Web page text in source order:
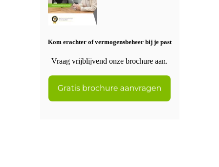
Kom erachter of vermogensbeheer bij je past
Vraag vrijblijvend onze brochure aan.